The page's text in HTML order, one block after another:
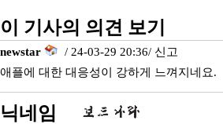
이 기사의 의견 보기
newstar / 24-03-29 20:36/ 신고
애플에 대한 대응성이 강하게 느껴지네요.
닉네임